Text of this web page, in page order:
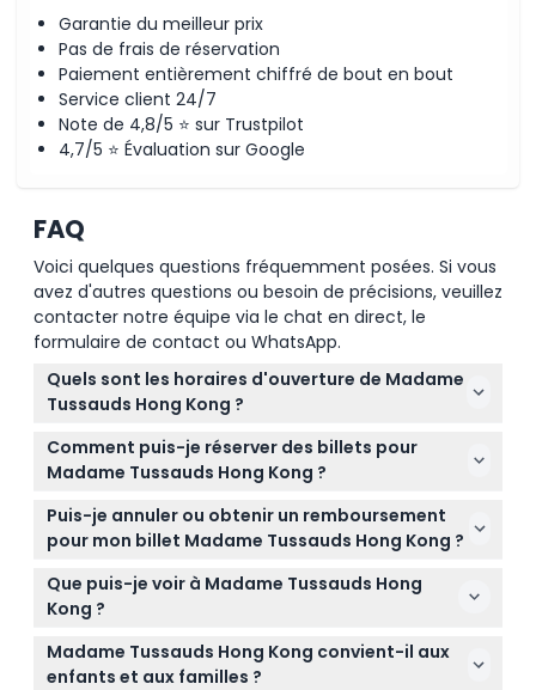
Garantie du meilleur prix
Pas de frais de réservation
Paiement entièrement chiffré de bout en bout
Service client 24/7
Note de 4,8/5 ⭐ sur Trustpilot
4,7/5 ⭐ Évaluation sur Google
FAQ
Voici quelques questions fréquemment posées. Si vous
avez d'autres questions ou besoin de précisions, veuillez
contacter notre équipe via le chat en direct, le
formulaire de contact ou WhatsApp.
Quels sont les horaires d'ouverture de Madame
Tussauds Hong Kong ?
Madame Tussauds Hong Kong est ouvert tous les
jours de 11h00 à 20h00, avec la dernière entrée à
19h30 (sous réserve de modifications — veuillez
confirmer au moment de la réservation).
Comment puis-je réserver des billets pour
Madame Tussauds Hong Kong ?
Vous pouvez facilement réserver vos billets en ligne
ici même sur ce site, avec une confirmation
Puis-je annuler ou obtenir un remboursement
pour mon billet Madame Tussauds Hong Kong ?
Les billets ne sont pas remboursables et ne
peuvent être annulés en aucune circonstance,
alors veuillez être sûr de vos plans avant de
réserver.
Que puis-je voir à Madame Tussauds Hong
Kong ?
Vous explorerez plus de 100 figures de cire réalistes
de célébrités et d'icônes historiques à travers des
Madame Tussauds Hong Kong convient-il aux
enfants et aux familles ?